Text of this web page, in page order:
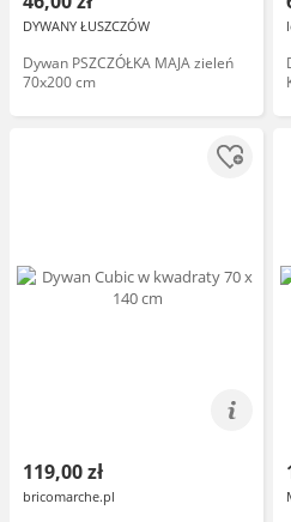
DYWANY ŁUSZCZÓW
Dywan PSZCZÓŁKA MAJA zieleń
70x200 cm
119,00 zł
bricomarche.pl